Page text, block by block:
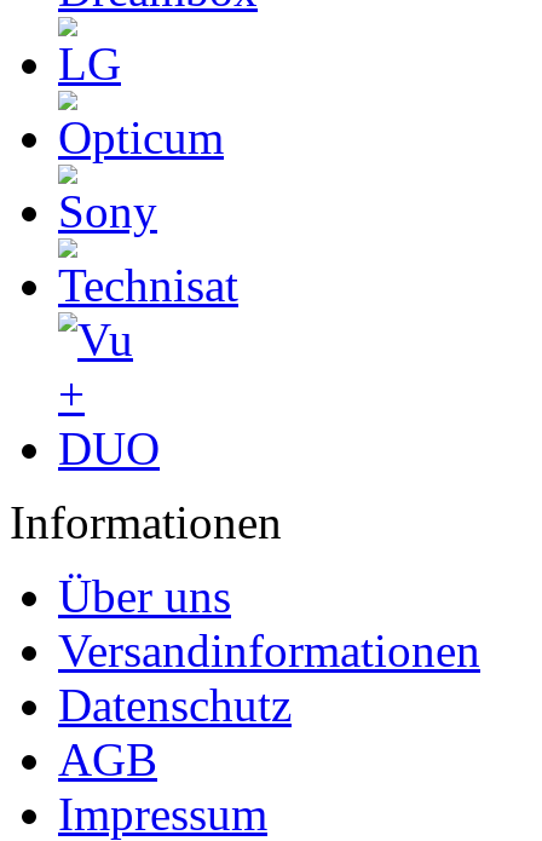
Informationen
Über uns
Versandinformationen
Datenschutz
AGB
Impressum